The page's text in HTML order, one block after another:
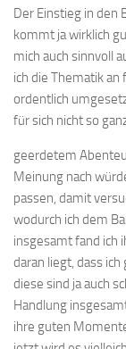
Der Einstieg in den
kommt ja wirklich
mich auch sinnvoll
ich die Thematik an
ordentlich
für sich nicht so
geerdetem
Meinung nach
passen, damit
wodurch ich dem
insgesamt fand ich
daran liegt, dass
diese sind ja auch
Handlung
ihre guten